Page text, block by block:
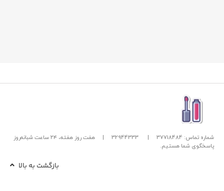
شماره تماس: 37718484 |
32944333
|
هفت روز هفته، ۲۴ ساعت شبانه‌روز
پاسخگوی شما هستیم.
بازگشت به بالا